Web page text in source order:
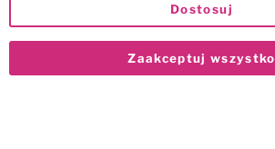
Zaakceptuj wszystko
Dostosuj